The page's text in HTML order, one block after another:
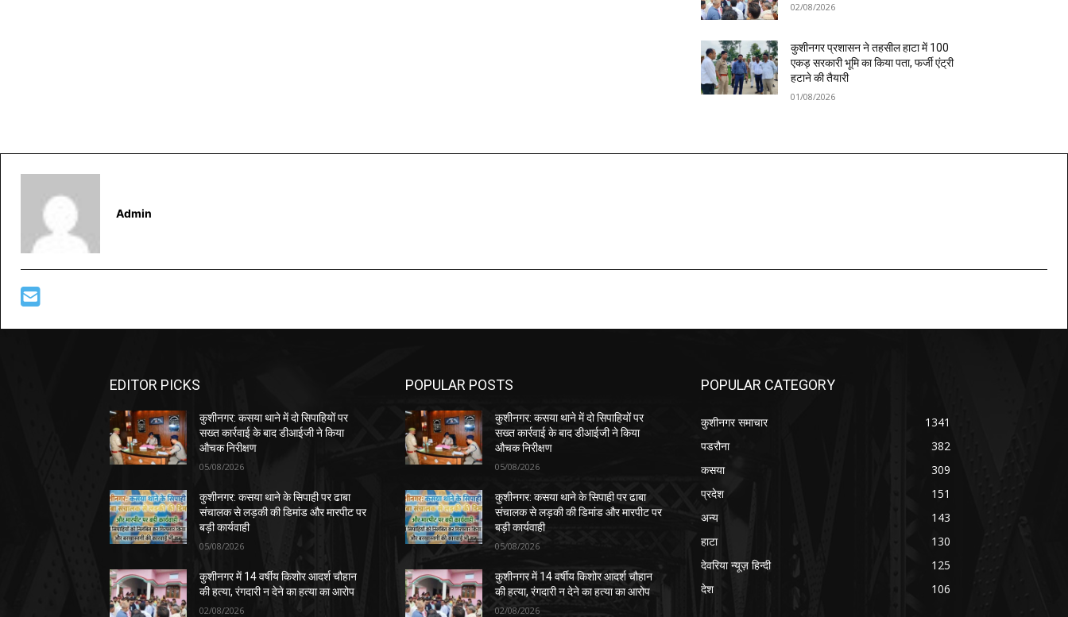
02/08/2026
कुशीनगर प्रशासन ने तहसील हाटा में 100
एकड़ सरकारी भूमि का किया पता, फर्जी एंट्री
हटाने की तैयारी
01/08/2026
Admin
EDITOR PICKS
कुशीनगर: कसया थाने में दो सिपाहियों पर
सख्त कार्रवाई के बाद डीआईजी ने किया
औचक निरीक्षण
05/08/2026
कुशीनगर: कसया थाने के सिपाही पर ढाबा
संचालक से लड़की की डिमांड और मारपीट पर
बड़ी कार्यवाही
05/08/2026
कुशीनगर में 14 वर्षीय किशोर आदर्श चौहान
की हत्या, रंगदारी न देने का हत्या का आरोप
02/08/2026
POPULAR POSTS
कुशीनगर: कसया थाने में दो सिपाहियों पर
सख्त कार्रवाई के बाद डीआईजी ने किया
औचक निरीक्षण
05/08/2026
कुशीनगर: कसया थाने के सिपाही पर ढाबा
संचालक से लड़की की डिमांड और मारपीट पर
बड़ी कार्यवाही
05/08/2026
कुशीनगर में 14 वर्षीय किशोर आदर्श चौहान
की हत्या, रंगदारी न देने का हत्या का आरोप
02/08/2026
POPULAR CATEGORY
कुशीनगर समाचार
1341
पडरौना
382
कसया
309
प्रदेश
151
अन्य
143
हाटा
130
देवरिया न्यूज़ हिन्दी
125
देश
106